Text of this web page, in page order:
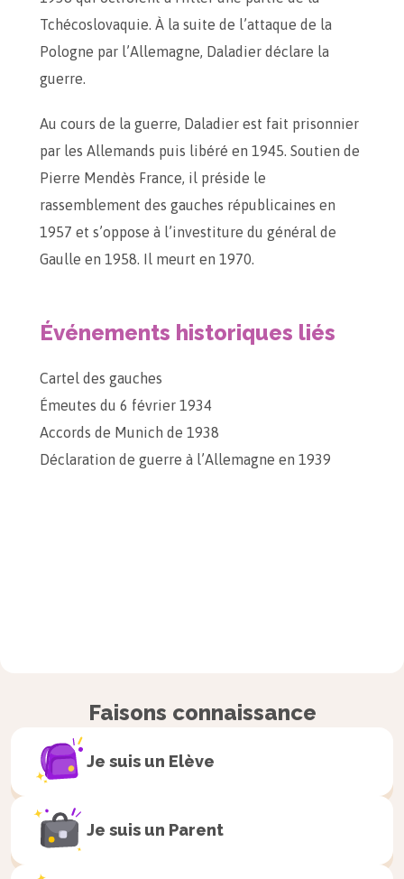
Tchécoslovaquie. À la suite de l’attaque de la
Pologne par l’Allemagne, Daladier déclare la
guerre.
Au cours de la guerre, Daladier est fait prisonnier
par les Allemands puis libéré en 1945. Soutien de
Pierre Mendès France, il préside le
rassemblement des gauches républicaines en
1957 et s’oppose à l’investiture du général de
Gaulle en 1958. Il meurt en 1970.
Événements historiques liés
Cartel des gauches
Émeutes du 6 février 1934
Accords de Munich de 1938
Déclaration de guerre à l’Allemagne en 1939
Faisons connaissance
Je suis un Elève
Je suis un Parent